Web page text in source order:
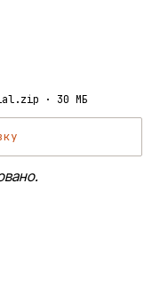
· 30 МБ